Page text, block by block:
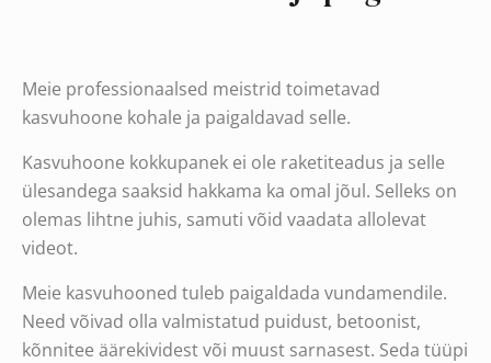
Meie professionaalsed meistrid toimetavad
kasvuhoone kohale ja paigaldavad selle.
Kasvuhoone kokkupanek ei ole raketiteadus ja selle
ülesandega saaksid hakkama ka omal jõul. Selleks on
olemas lihtne juhis, samuti võid vaadata allolevat
videot.
Meie kasvuhooned tuleb paigaldada vundamendile.
Need võivad olla valmistatud puidust, betoonist,
kõnnitee äärekividest või muust sarnasest. Seda tüüpi